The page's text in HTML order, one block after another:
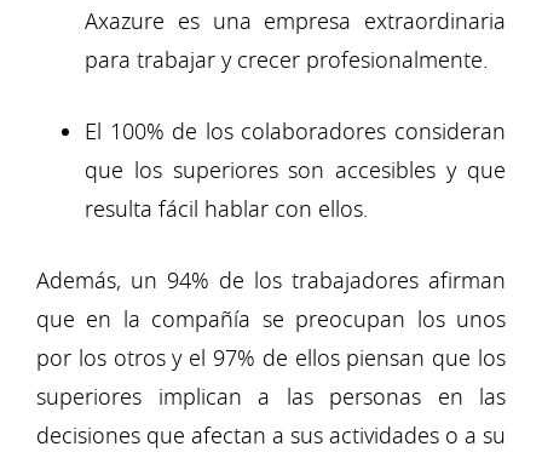
Axazure es una empresa extraordinaria
para trabajar y crecer profesionalmente.
El 100% de los colaboradores consideran
que los superiores son accesibles y que
resulta fácil hablar con ellos.
Además, un 94% de los trabajadores afirman
que en la compañía se preocupan los unos
por los otros y el 97% de ellos piensan que los
superiores implican a las personas en las
decisiones que afectan a sus actividades o a su